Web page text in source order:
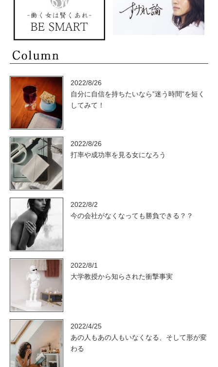
2022/8/26
自分に自信を持ちたいなら”迷う時間”を短く
してみて！
2022/8/26
打率や成功率を見る女になろう
2022/8/2
今の会社がなくなっても勝負できる？？
2022/8/1
大学教授から知らされた衝撃事実
2022/4/25
あの人もあの人もいなくなる、そして形が変
わる